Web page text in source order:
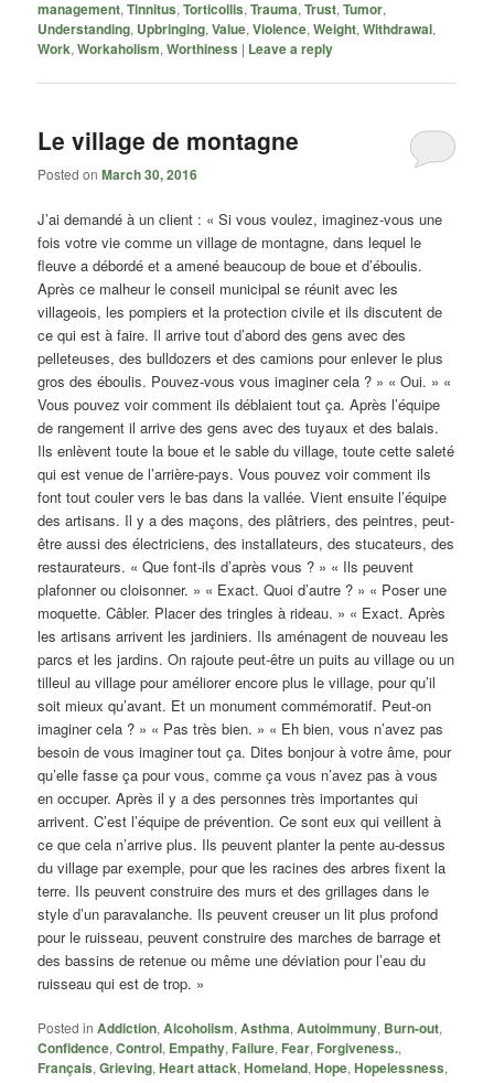
management,Tinnitus,Torticollis,Trauma,Trust,Tumor,
Understanding, Upbringing,Value,Violence,Weight,Withdrawal,
Work,Workaholism,Worthiness | Leave a reply
Le village de montagne
Posted onMarch 30, 2016
J’ai demandé à un client : « Si vous voulez, imaginez-vous une
fois votre vie comme un village de montagne, dans lequel le
fleuve a débordé et a amené beaucoup de boue et d’éboulis.
Après ce malheur le conseil municipal se réunit avec les
villageois, les pompiers et la protection civile et ils discutent de
ce qui est à faire. Il arrive tout d’abord des gens avec des
pelleteuses, des bulldozers et des camions pour enlever le plus
gros des éboulis. Pouvez-vous vous imaginer cela ? » « Oui. » «
Vous pouvez voir comment ils déblaient tout ça. Après l’équipe
de rangement il arrive des gens avec des tuyaux et des balais.
Ils enlèvent toute la boue et le sable du village, toute cette saleté
qui est venue de l’arrière-pays. Vous pouvez voir comment ils
font tout couler vers le bas dans la vallée. Vient ensuite l’équipe
des artisans. Il y a des maçons, des plâtriers, des peintres, peut-
être aussi des électriciens, des installateurs, des stucateurs, des
restaurateurs. « Que font-ils d’après vous ? » « Ils peuvent
plafonner ou cloisonner. » « Exact. Quoi d’autre ? » « Poser une
moquette. Câbler. Placer des tringles à rideau. » « Exact. Après
les artisans arrivent les jardiniers. Ils aménagent de nouveau les
parcs et les jardins. On rajoute peut-être un puits au village ou un
tilleul au village pour améliorer encore plus le village, pour qu’il
soit mieux qu’avant. Et un monument commémoratif. Peut-on
imaginer cela ? » « Pas très bien. » « Eh bien, vous n’avez pas
besoin de vous imaginer tout ça. Dites bonjour à votre âme, pour
qu’elle fasse ça pour vous, comme ça vous n’avez pas à vous
en occuper. Après il y a des personnes très importantes qui
arrivent. C’est l’équipe de prévention. Ce sont eux qui veillent à
ce que cela n’arrive plus. Ils peuvent planter la pente au-dessus
du village par exemple, pour que les racines des arbres fixent la
terre. Ils peuvent construire des murs et des grillages dans le
style d’un paravalanche. Ils peuvent creuser un lit plus profond
pour le ruisseau, peuvent construire des marches de barrage et
des bassins de retenue ou même une déviation pour l’eau du
ruisseau qui est de trop. »
Posted in Addiction,Alcoholism,Asthma,Autoimmuny, Burn-out,
Confidence,Control, Empathy, Failure, Fear, Forgiveness.,
Français,Grieving,Heart attack,Homeland,Hope,Hopelessness,